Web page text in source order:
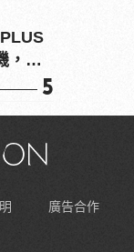
，在
5
廣告合作